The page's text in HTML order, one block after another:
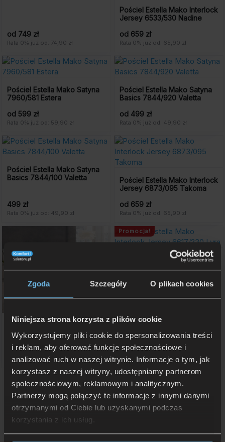
Zgoda Szczegóły O plikach cookies
Niniejsza strona korzysta z plików cookie
Wykorzystujemy pliki cookie do spersonalizowania treści
i reklam, aby oferować funkcje społecznościowe i
analizować ruch w naszej witrynie. Informacje o tym, jak
korzystasz z naszej witryny, udostępniamy partnerom
społecznościowym, reklamowym i analitycznym.
Partnerzy mogą połączyć te informacje z innymi danymi
otrzymanymi od Ciebie lub uzyskanymi podczas
korzystania z ich usług.
od 749 zł
Rata 0% już od: 74,90 zł
Pościel Estella Mako Interlock
Jersey 6533/530 Nadine
od 659 zł
Rata 0% już od: 65,90 zł
Pościel Estella Mako Satyna
7960/581 Estera
od 599 zł
Rata 0% już od: 59,90 zł
Pościel Estella Mako Satyna
Basics 7844/920 Valetta
od 499 zł
Rata 0% już od: 49,90 zł
Pościel Estella Mako Satyna
Basics 7844/100 Valetta
499 zł
Rata 0% już od: 49,90 zł
Pościel Estella Mako Interlock
Jersey 6873/095 Takoma
od 659 zł
Rata 0% już od: 65,90 zł
Pościel Estella Mako Interlock
Jersey 6862/540 Isabella
od 659 zł
Rata 0% już od: 65,90 zł
Promocja!
Pościel Estella Mako Interlock
Jersey 6617/230 Lyra
od 699 zł
Pierwotna
cena
wynosiła:
699
zł.
524 zł
Aktualna
cena
wynosi:
524
zł.
-175 zł
Rata 0% już od: 52,40 zł
1 2 3 … 5 6 Następna ›